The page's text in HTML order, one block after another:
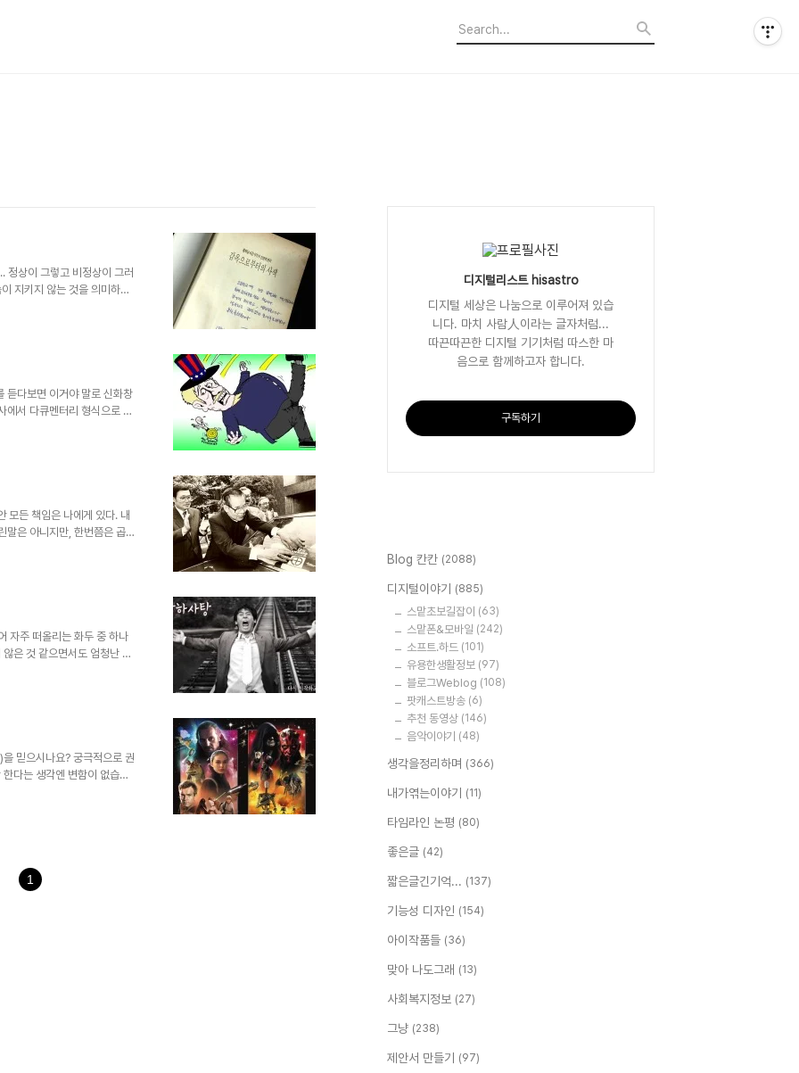
정상이 그렇고 비정상이 그러
지키지 않는 것을 의미하는
고 나라를 배반하고 동료를
는 확성기라니... 무슨 무협지
듯 합니다만, 아직 ..
듣다보면 이거야 말로 신화창
에서 다큐멘터리 형식으로 성
지만 그 방송에서 말하는 성
경우가 적지 않았습니다. 왜
미리 터춰 버린... 그러한 왜..
모든 책임은 나에게 있다. 내
말은 아니지만, 한번쯤은 곱씹
탓이오 캠페인 활동 모습,
의 이루기 쉬운 성취들은 그
수의 민초들을 옭아매는 방..
자주 떠올리는 화두 중 하나
은 것 같으면서도 엄청난 속
얼마 전 "먹고 산다는 건"이라
는 것만은 아님도 알고 있습
해 먹는 기쁨은 이세상 ..
믿으시나요? 궁극적으로 권
다는 생각엔 변함이 없습니
겠죠. 다시 말하면... 바램이
의 모습이라 할 수..
1
디지털리스트 hisastro
디지털 세상은 나눔으로 이루어져 있습
니다. 마치 사람人이라는 글자처럼...
따끈따끈한 디지털 기기처럼 따스한 마
음으로 함께하고자 합니다.
구독하기
Blog 칸칸 (2088)
디지털이야기 (885)
스맡초보길잡이 (63)
스맡폰&모바일 (242)
소프트.하드 (101)
유용한생활정보 (97)
블로그Weblog (108)
팟캐스트방송 (6)
추천 동영상 (146)
음악이야기 (48)
생각을정리하며 (366)
내가엮는이야기 (11)
타임라인 논평 (80)
좋은글 (42)
짧은글긴기억... (137)
기능성 디자인 (154)
아이작품들 (36)
맞아 나도그래 (13)
사회복지정보 (27)
그냥 (238)
제안서 만들기 (97)